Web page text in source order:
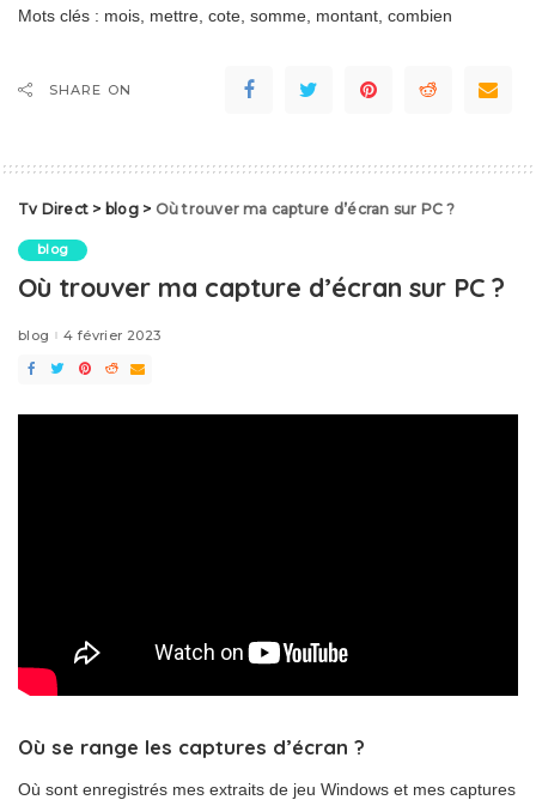
Mots clés : mois, mettre, cote, somme, montant, combien
SHARE ON
Tv Direct > blog> Où trouver ma capture d’écran sur PC ?
blog
Où trouver ma capture d’écran sur PC ?
blog 4 février 2023
Où se range les captures d’écran ?
Où sont enregistrés mes extraits de jeu Windows et mes captures